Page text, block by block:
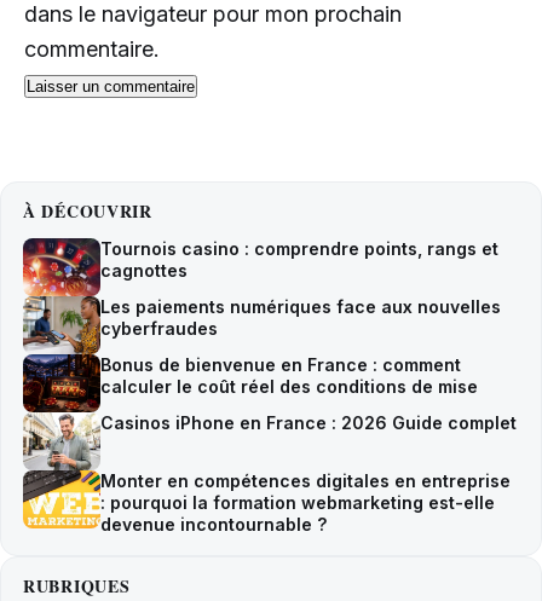
dans le navigateur pour mon prochain
commentaire.
À DÉCOUVRIR
Tournois casino : comprendre points, rangs et
cagnottes
Les paiements numériques face aux nouvelles
cyberfraudes
Bonus de bienvenue en France : comment
calculer le coût réel des conditions de mise
Casinos iPhone en France : 2026 Guide complet
Monter en compétences digitales en entreprise
: pourquoi la formation webmarketing est-elle
devenue incontournable ?
RUBRIQUES